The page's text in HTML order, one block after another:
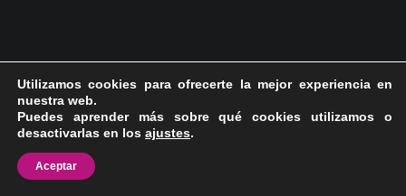
Utilizamos cookies para ofrecerte la mejor experiencia en
nuestra web.
Puedes aprender más sobre qué cookies utilizamos o
desactivarlas en los ajustes.
Aceptar